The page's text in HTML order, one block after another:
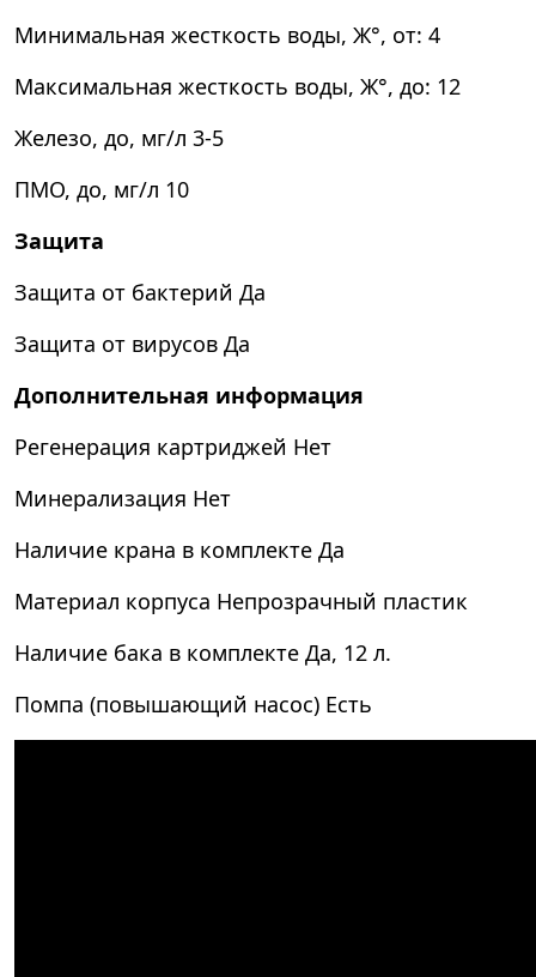
Минимальная жесткость воды, Ж°, от: 4
Максимальная жесткость воды, Ж°, до: 12
Железо, до, мг/л 3-5
ПМО, до, мг/л 10
Защита
Защита от бактерий Да
Защита от вирусов Да
Дополнительная информация
Регенерация картриджей Нет
Минерализация Нет
Наличие крана в комплекте Да
Материал корпуса Непрозрачный пластик
Наличие бака в комплекте Да, 12 л.
Помпа (повышающий насос) Есть